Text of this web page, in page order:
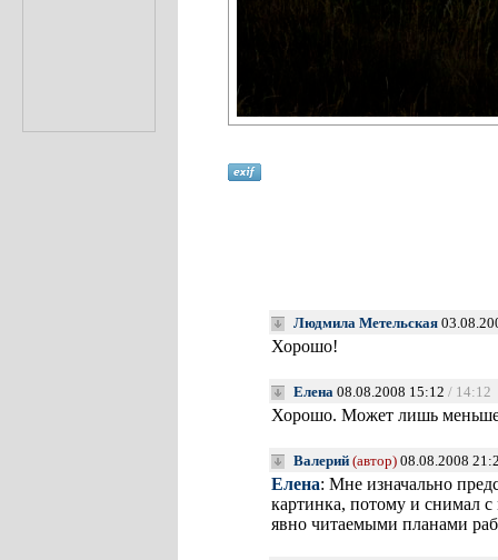
Людмила Метельская
Хорошо!
Елена 08.08.2008 15:12 / 14:12
Хорошо. Может лишь
Валерий (автор) 08.08.2008
Елена: Мне изначально
картинка, потому и снимал
явно читаемыми планами